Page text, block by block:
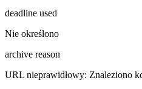
deadline used
Nie określono
archive reason
URL nieprawidłowy: Znaleziono